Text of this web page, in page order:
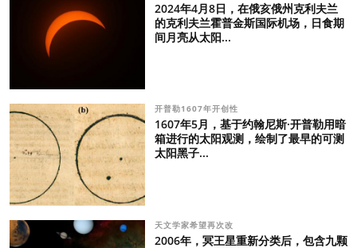
2024年4月8日，在俄亥俄州克利夫兰
的克利夫兰霍普金斯国际机场，日食期
间月亮从太阳...
开普勒1607年开创性
1607年5月，基于约翰尼斯·开普勒用暗
箱进行的太阳观测，绘制了最早的可测
太阳黑子...
天文学家希望再次改
2006年，冥王星重新分类后，包含九颗